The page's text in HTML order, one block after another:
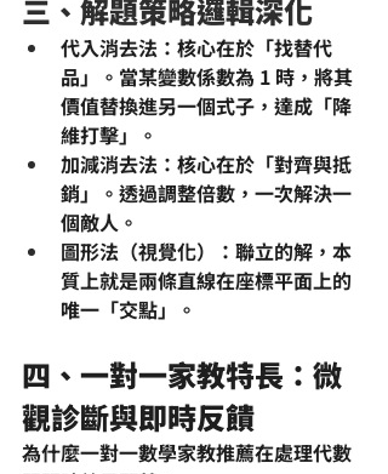
三、解題策略邏輯深化
代入消去法 ：核心在於「找替代
品」。當某變數係數為 1 時，將其
價值替換進另一個式子，達成「降
維打擊」。
加減消去法 ：核心在於「對齊與抵
銷」。透過調整倍數，一次解決一
個敵人。
圖形法（視覺化）
：聯立的解，本
質上就是兩條直線在座標平面上的
唯一「交點」。
四、一對一家教特長：微
觀診斷與即時反饋
為什麼一對一數學家教推薦在處理代數